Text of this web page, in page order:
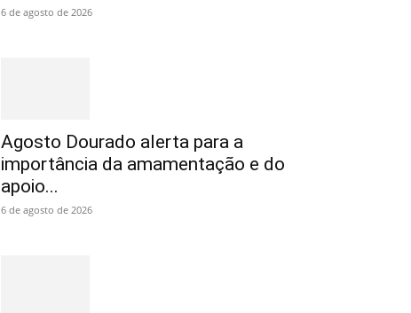
6 de agosto de 2026
Agosto Dourado alerta para a
importância da amamentação e do
apoio...
6 de agosto de 2026